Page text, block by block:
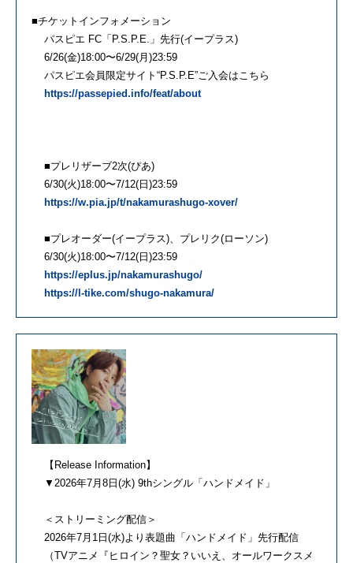
■チケットインフォメーション
パスピエ FC「P.S.P.E.」先行(イープラス)
6/26(金)18:00〜6/29(月)23:59
パスピエ会員限定サイト“P.S.P.E”ご入会はこちら
https://passepied.info/feat/about
■プレリザーブ2次(ぴあ)
6/30(火)18:00〜7/12(日)23:59
https://w.pia.jp/t/nakamurashugo-xover/
■プレオーダー(イープラス)、プレリク(ローソン)
6/30(火)18:00〜7/12(日)23:59
https://eplus.jp/nakamurashugo/
https://l-tike.com/shugo-nakamura/
【Release Information】
▼2026年7月8日(水) 9thシングル「ハンドメイド」
＜ストリーミング配信＞
2026年7月1日(水)より表題曲「ハンドメイド」先行配信
（TVアニメ『ヒロイン？聖女？いいえ、オールワークスメ